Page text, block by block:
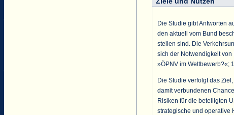
Die Studie gibt Antworten
den aktuell vom Bund
stellen sind. Die
sich der Notwendigkeit
»ÖPNV im Wettbewerb?«;
Die Studie verfolgt das
damit verbundenen
Risiken für die beteiligten
strategische und operative